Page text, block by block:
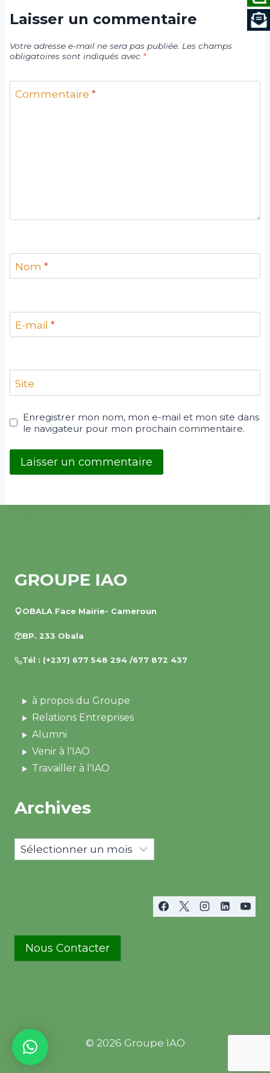
Laisser un commentaire
Votre adresse e-mail ne sera pas publiée. Les champs
obligatoires sont indiqués avec *
Commentaire *
Nom *
E-mail *
Site
Enregistrer mon nom, mon e-mail et mon site dans
le navigateur pour mon prochain commentaire.
GROUPE IAO
OBALA Face Mairie- Cameroun
BP. 233 Obala
Tél : (+237) 677 548 294 /677 872 437
à propos du Groupe
Relations Entreprises
Alumni
Venir à l'IAO
Travailler à l'IAO
Archives
Archives
Nous Contacter
© 2026 Groupe IAO